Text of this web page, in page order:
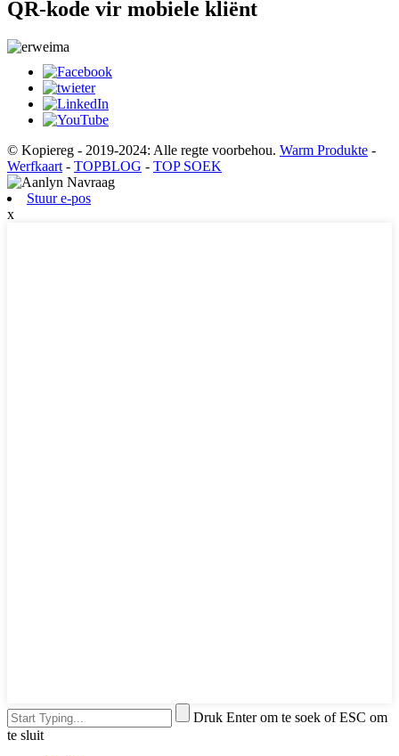
QR-kode vir mobiele kliënt
© Kopiereg - 2019-2024: Alle regte voorbehou. Warm Produkte -
Werfkaart - TOPBLOG - TOP SOEK
Stuur e-pos
x
Druk Enter om te soek of ESC om
te sluit